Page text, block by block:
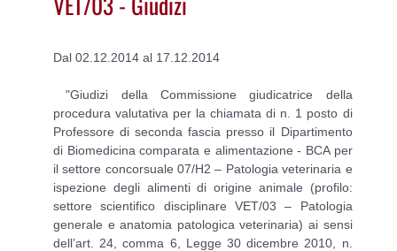
Dal 02.12.2014 al 17.12.2014
"Giudizi della Commissione giudicatrice della
procedura valutativa per la chiamata di n. 1 posto di
Professore di seconda fascia presso il Dipartimento
di Biomedicina comparata e alimentazione - BCA per
il settore concorsuale 07/H2 – Patologia veterinaria e
ispezione degli alimenti di origine animale (profilo:
settore scientifico disciplinare VET/03 – Patologia
generale e anatomia patologica veterinaria) ai sensi
dell’art. 24, comma 6, Legge 30 dicembre 2010, n.